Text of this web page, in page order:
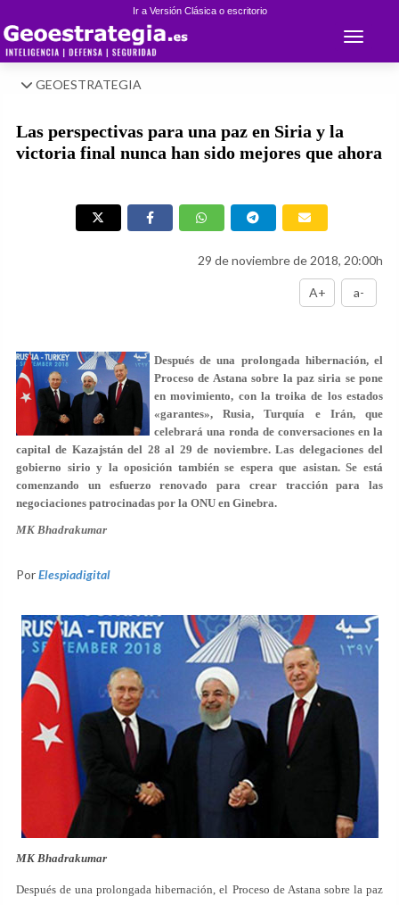
Ir a Versión Clásica o escritorio
Toggle
GEOESTRATEGIA
Las perspectivas para una paz en Siria y la
victoria final nunca han sido mejores que ahora
29 de noviembre de 2018, 20:00h
A+ a-
Después de una prolongada hibernación, el
Proceso de Astana sobre la paz siria se pone
en movimiento, con la troika de los estados
«garantes», Rusia, Turquía e Irán, que
celebrará una ronda de conversaciones en la
capital de Kazajstán del 28 al 29 de noviembre. Las delegaciones del
gobierno sirio y la oposición también se espera que asistan. Se está
comenzando un esfuerzo renovado para crear tracción para las
negociaciones patrocinadas por la ONU en Ginebra.
MK Bhadrakumar
PorElespiadigital
MK Bhadrakumar
Después de una prolongada hibernación, el Proceso de Astana sobre la paz